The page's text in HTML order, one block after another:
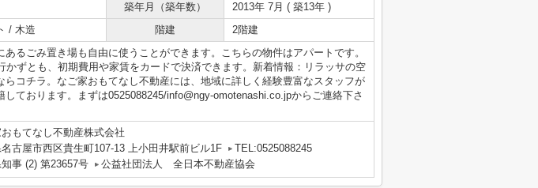
築年月（築年数）
2013年 7月 ( 築13年 )
/ 木造 階建 2階建
あるごみ置き場も自由に使うことができます。こちらの物件はアパートです。
かずとも、初期費用や家賃をカードで決済できます。新着情報：リラッサの空
らコチラ。なご家おもてなし不動産には、地域に詳しく経験豊富なスタッフが
しております。まずは0525088245/info@ngy-omotenashi.co.jpからご連絡下さ
もてなし不動産株式会社
古屋市西区貴生町107-13 上小田井駅前ビル1F
TEL:0525088245
事 (2) 第23657号
公益社団法人 全日本不動産協会